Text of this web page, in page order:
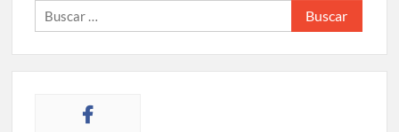
Buscar: